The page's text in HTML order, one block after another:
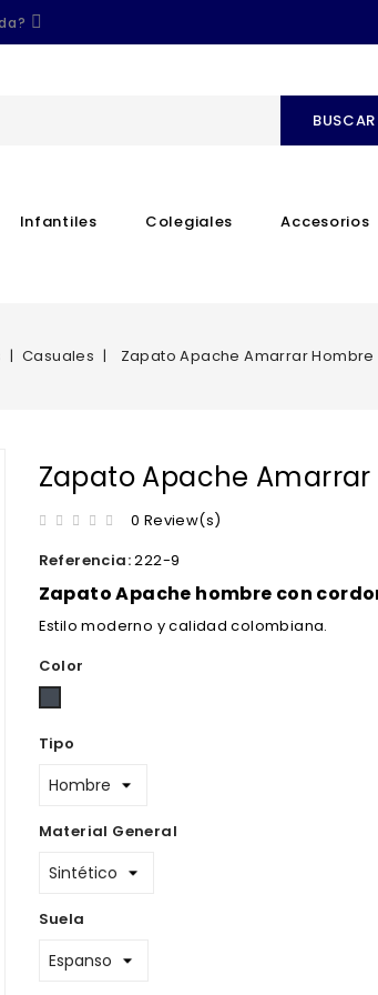
BUSCAR
Infantiles Colegiales Accesorios
Casuales Zapato Apache Amarrar Hombre
Zapato Apache
0 Review(s)
Referencia:222-9
Zapato Apache hombre con
Estilo moderno y calidad colombiana.
Color
Negro
Tipo
Material General
Suela